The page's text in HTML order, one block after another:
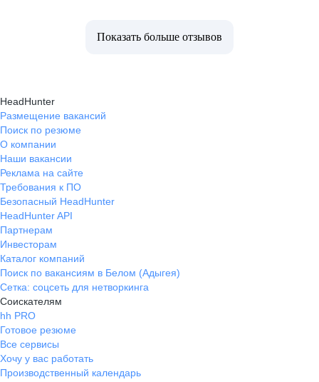
Показать больше отзывов
HeadHunter
Размещение вакансий
Поиск по резюме
О компании
Наши вакансии
Реклама на сайте
Требования к ПО
Безопасный HeadHunter
HeadHunter API
Партнерам
Инвесторам
Каталог компаний
Поиск по вакансиям в Белом (Адыгея)
Сетка: соцсеть для нетворкинга
Соискателям
hh PRO
Готовое резюме
Все сервисы
Хочу у вас работать
Производственный календарь